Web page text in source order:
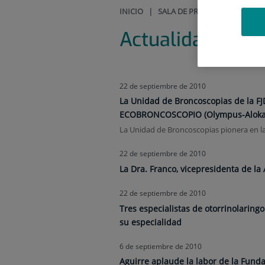
INICIO | SALA DE PRENSA
Actualidad
22 de septiembre de 2010
La Unidad de Broncoscopias de la
ECOBRONCOSCOPIO (Olympus-
La Unidad de Broncoscopias pionera en
22 de septiembre de 2010
La Dra. Franco, vicepresidenta de
22 de septiembre de 2010
Tres especialistas de
su especialidad
6 de septiembre de 2010
Aguirre aplaude la labor de la